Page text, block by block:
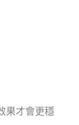
果才會更穩